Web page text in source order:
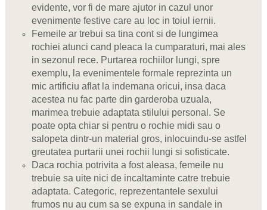
evidente, vor fi de mare ajutor in cazul unor
evenimente festive care au loc in toiul iernii.
Femeile ar trebui sa tina cont si de lungimea
rochiei atunci cand pleaca la cumparaturi, mai ales
in sezonul rece. Purtarea rochiilor lungi, spre
exemplu, la evenimentele formale reprezinta un
mic artificiu aflat la indemana oricui, insa daca
acestea nu fac parte din garderoba uzuala,
marimea trebuie adaptata stilului personal. Se
poate opta chiar si pentru o rochie midi sau o
salopeta dintr-un material gros, inlocuindu-se astfel
greutatea purtarii unei rochii lungi si sofisticate.
Daca rochia potrivita a fost aleasa, femeile nu
trebuie sa uite nici de incaltaminte catre trebuie
adaptata. Categoric, reprezentantele sexului
frumos nu au cum sa se expuna in sandale in